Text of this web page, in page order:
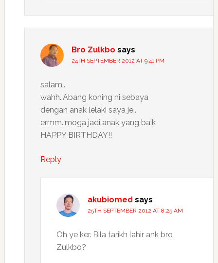
Bro Zulkbo says
24TH SEPTEMBER 2012 AT 9:41 PM
salam..
wahh..Abang koning ni sebaya
dengan anak lelaki saya je..
ermm..moga jadi anak yang baik
HAPPY BIRTHDAY!!
Reply
akubiomed says
25TH SEPTEMBER 2012 AT 8:25 AM
Oh ye ker. Bila tarikh lahir ank bro
Zulkbo?